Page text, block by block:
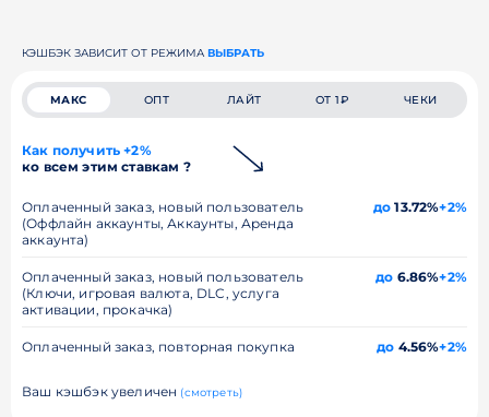
КЭШБЭК ЗАВИСИТ ОТ РЕЖИМА ВЫБРАТЬ
МАКС ОПТ ЛАЙТ ОТ 1₽ ЧЕКИ
Как получить +2%
ко всем этим ставкам ?
Оплаченный заказ, новый пользователь
(Оффлайн аккаунты, Аккаунты, Аренда
аккаунта)
до 13.72%+2%
Оплаченный заказ, новый пользователь
(Ключи, игровая валюта, DLC, услуга
активации, прокачка)
до 6.86%+2%
Оплаченный заказ, повторная покупка до 4.56%+2%
Ваш кэшбэк увеличен (смотреть)